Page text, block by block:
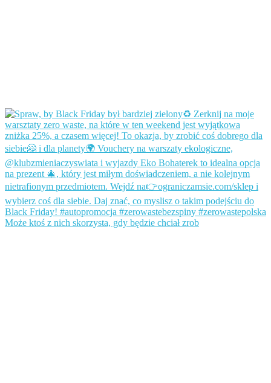
Może ktoś z nich skorzysta, gdy będzie chciał zrob